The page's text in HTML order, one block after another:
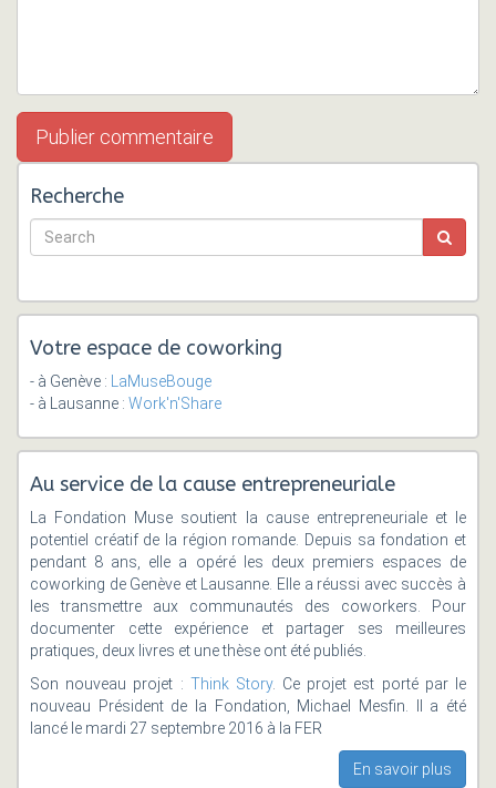
Recherche
Votre espace de coworking
- à Genève :
LaMuseBouge
- à Lausanne : Work'n'Share
Au service de la cause entrepreneuriale
La Fondation Muse soutient la cause entrepreneuriale et le
potentiel créatif de la région romande. Depuis sa fondation et
pendant 8 ans, elle a opéré les deux premiers espaces de
coworking de Genève et Lausanne. Elle a réussi avec succès à
les transmettre aux communautés des coworkers. Pour
documenter cette expérience et partager ses meilleures
pratiques, deux livres et une thèse ont été publiés.
Son nouveau projet : Think Story. Ce projet est porté par le
nouveau Président de la Fondation, Michael Mesfin. Il a été
lancé le mardi 27 septembre 2016 à la FER
En savoir plus